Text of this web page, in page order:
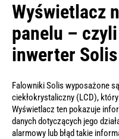
Wyświetlacz
panelu –
inwerter Solis
Falowniki Solis wyposażone
ciekłokrystaliczny (LCD),
Wyświetlacz ten pokazuje
danych dotyczących jego
alarmowy lub błąd takie